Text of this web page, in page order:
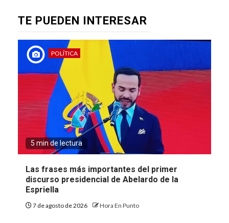
TE PUEDEN INTERESAR
POLÍTICA
5 min de lectura
Las frases más importantes del primer
discurso presidencial de Abelardo de la
Espriella
7 de agosto de 2026 Hora En Punto